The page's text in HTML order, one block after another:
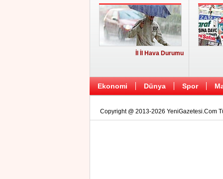
İl İl Hava Durumu
Ekonomi Dünya Spor
Copyright @ 2013-2026 YeniGazetesi.Com